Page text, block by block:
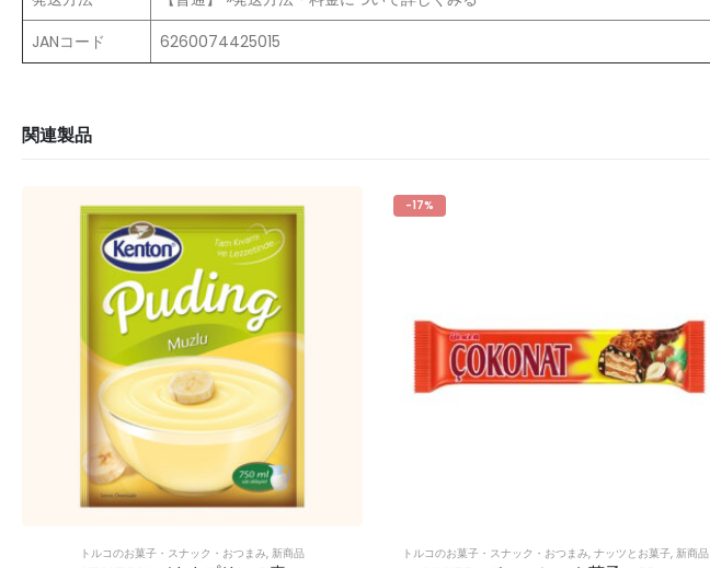
JANコード
6260074425015
関連製品
トルコのお菓子・スナック・おつまみ, 新商品
-17%
トルコのお菓子・スナック・おつまみ, ナッツとお菓子, 新商品